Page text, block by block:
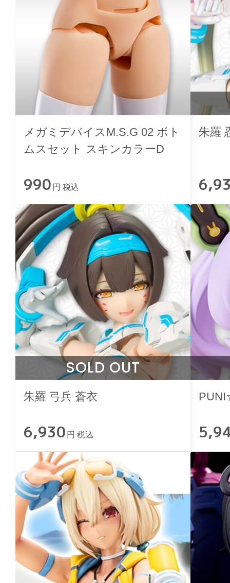
メガミデバイスM.S.G 02 ボト
ムスセット スキンカラーD
990 円 税込
朱羅
SOLD OUT
朱羅 弓兵 蒼衣
6,930 円 税込